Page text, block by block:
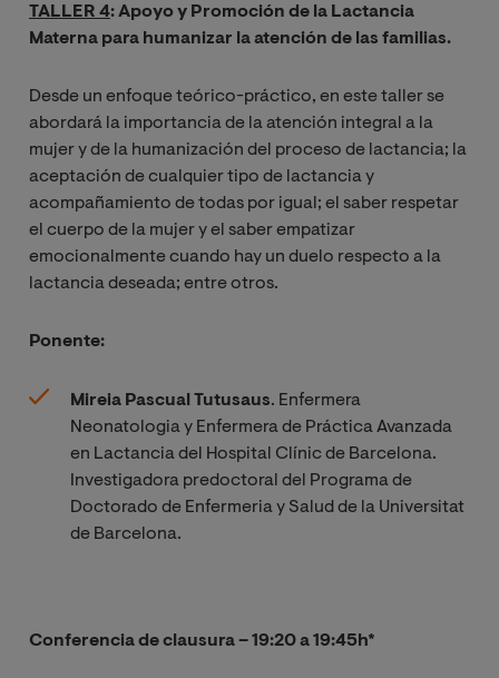
TALLER 4: Apoyo y Promoción de la Lactancia
Materna para humanizar la atención de las familias.
Desde un enfoque teórico-práctico, en este taller se
abordará la importancia de la atención integral a la
mujer y de la humanización del proceso de lactancia; la
aceptación de cualquier tipo de lactancia y
acompañamiento de todas por igual; el saber respetar
el cuerpo de la mujer y el saber empatizar
emocionalmente cuando hay un duelo respecto a la
lactancia deseada; entre otros.
Ponente:
Mireia Pascual Tutusaus. Enfermera
Neonatologia y Enfermera de Práctica Avanzada
en Lactancia del Hospital Clínic de Barcelona.
Investigadora predoctoral del Programa de
Doctorado de Enfermeria y Salud de la Universitat
de Barcelona.
Conferencia de clausura – 19:20 a 19:45h*